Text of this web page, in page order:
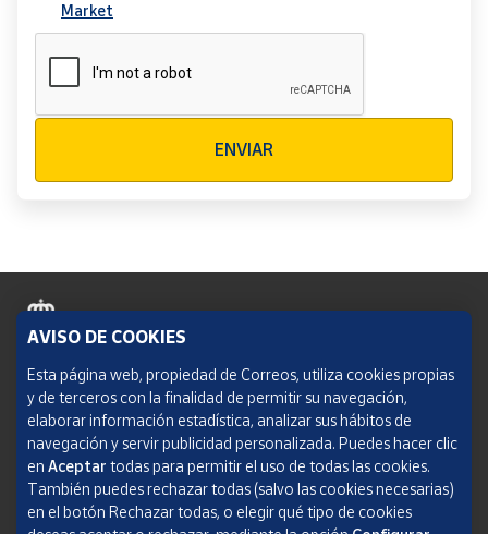
Market
ENVIAR
Política de cookies
Aviso legal
Condiciones del servicio
Política de Privacidad Web
AVISO DE COOKIES
Esta página web, propiedad de Correos, utiliza cookies propias
y de terceros con la finalidad de permitir su navegación,
elaborar información estadística, analizar sus hábitos de
navegación y servir publicidad personalizada. Puedes hacer clic
en Aceptar todas para permitir el uso de todas las cookies.
También puedes rechazar todas (salvo las cookies necesarias)
en el botón Rechazar todas, o elegir qué tipo de cookies